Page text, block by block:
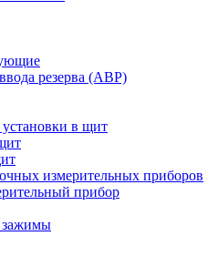
резерва (АВР)
в щит
измерительных приборов
прибор
зажимы